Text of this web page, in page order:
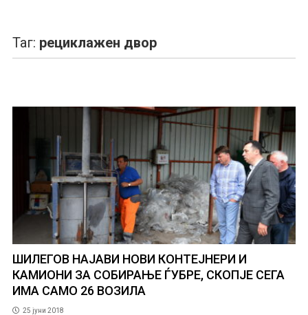
Таг: рециклажен двор
ШИЛЕГОВ НАЈАВИ НОВИ КОНТЕЈНЕРИ И
КАМИОНИ ЗА СОБИРАЊЕ ЃУБРЕ, СКОПЈЕ СЕГА
ИМА САМО 26 ВОЗИЛА
25 јуни 2018